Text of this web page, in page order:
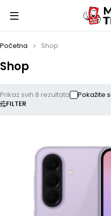
Shop
Početna Shop
FILTER
Prikaz svih 8 rezultata Pokažite